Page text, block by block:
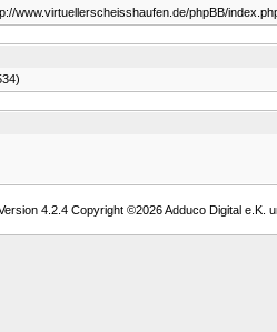
www.virtuellerscheisshaufen.de/phpBB/
4.2.4 Copyright ©2026 Adduco Digital e.K.